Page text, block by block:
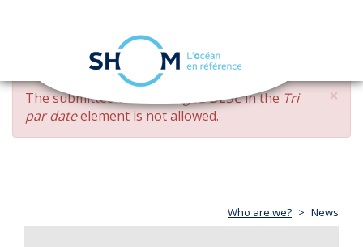
Skip
main
content
navigation
×
ERROR
MESSAGE
The submitted value changed DESCin the Tri
par dateelement is not allowed.
Who are we? News